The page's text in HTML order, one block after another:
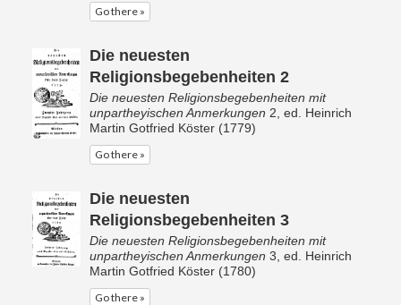
Go there »
Die neuesten
Religionsbegebenheiten 2
Die neuesten Religionsbegebenheiten mit
unpartheyischen Anmerkungen 2, ed. Heinrich
Martin Gotfried Köster (1779)
Go there »
Die neuesten
Religionsbegebenheiten 3
Die neuesten Religionsbegebenheiten mit
unpartheyischen Anmerkungen 3, ed. Heinrich
Martin Gotfried Köster (1780)
Go there »